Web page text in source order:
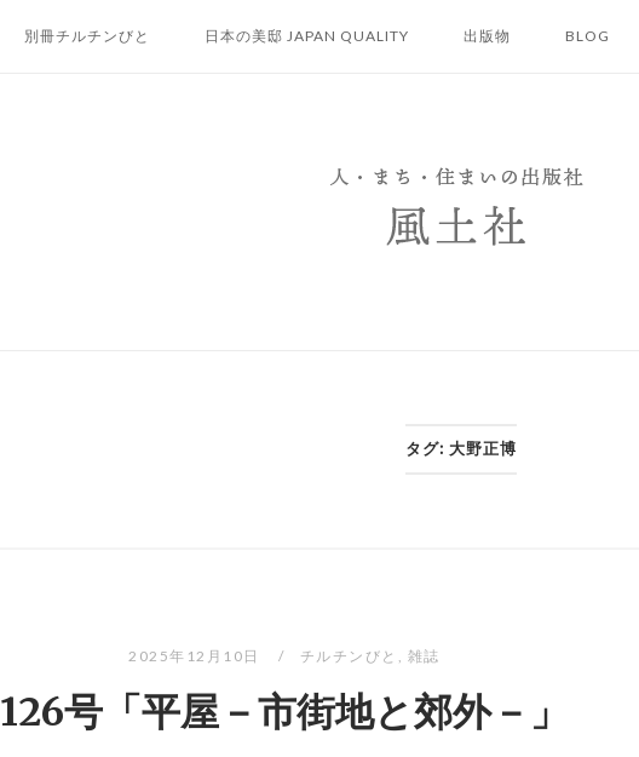
別冊チルチンびと 日本の美邸 JAPAN QUALITY 出版物 BLOG
タグ: 大野正博
2025年12月10日 チルチンびと , 雑誌
126号「平屋－市街地と郊外－」